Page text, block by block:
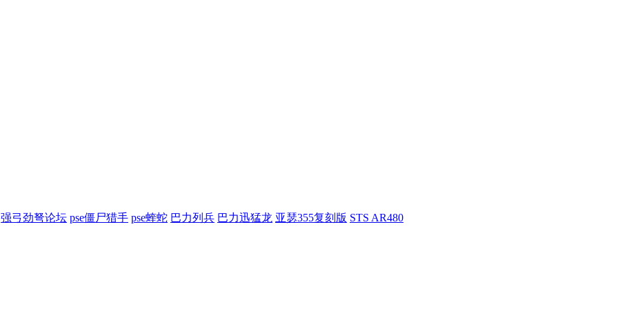
强弓劲弩论坛 pse僵尸猎手 pse蝰蛇 巴力列兵 巴力迅猛龙 亚瑟355复刻版 STS AR480